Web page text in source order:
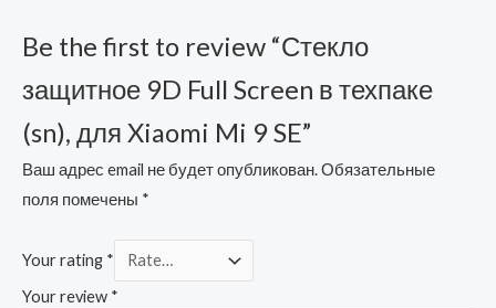
SE
Be the first to review “Стекло
защитное 9D Full Screen в техпаке
(sn), для Xiaomi Mi 9 SE”
Ваш адрес email не будет опубликован.Обязательные
поля помечены *
Your rating *
Your review *